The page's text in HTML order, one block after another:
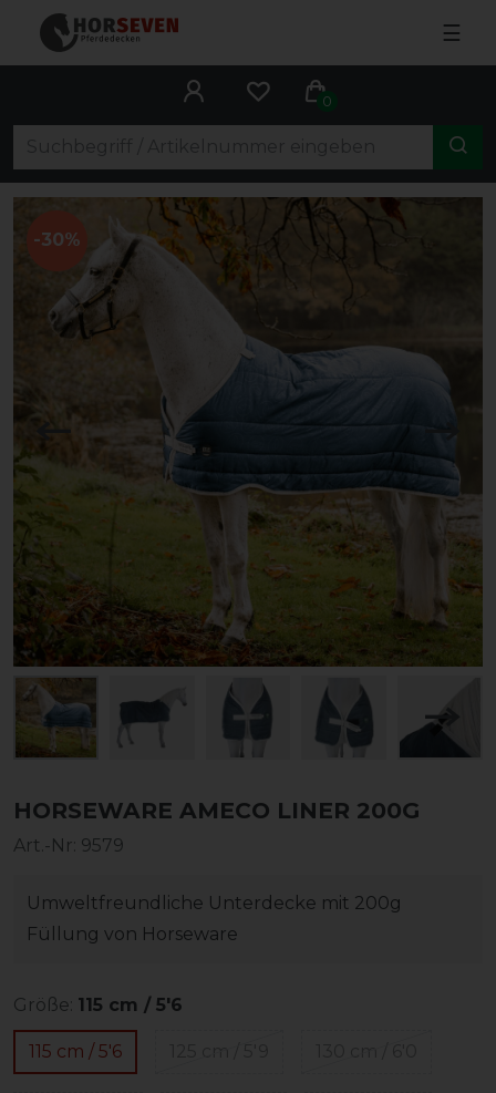
☰
0
-30%
HORSEWARE AMECO LINER 200G
Art.-Nr: 9579
Umweltfreundliche Unterdecke mit 200g
Füllung von Horseware
Größe: 115 cm / 5'6
115 cm / 5'6